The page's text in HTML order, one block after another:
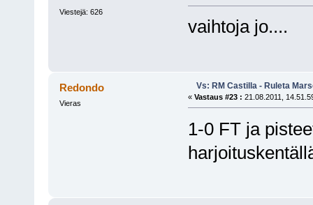
Viestejä: 626
vaihtoja jo....
Redondo
Vieras
Vs: RM Castilla - Ruleta
« Vastaus #23 : 21.08.2011,
1-0 FT ja